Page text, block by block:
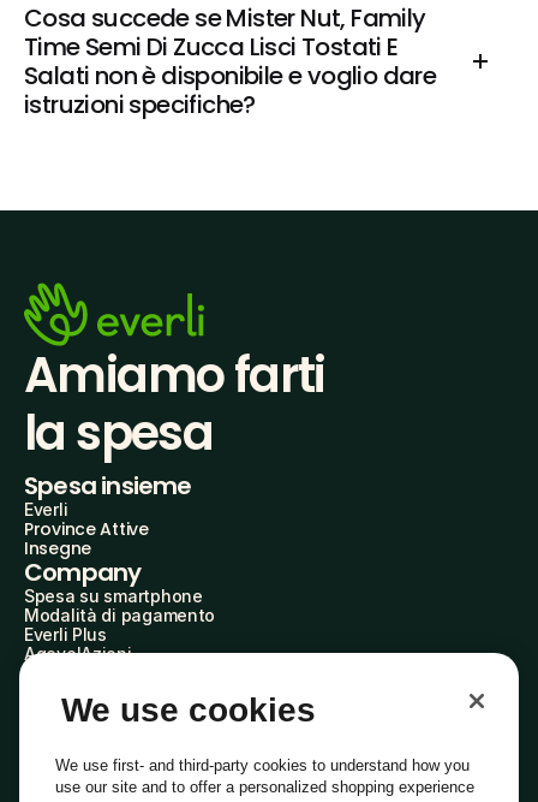
Cosa succede se Mister Nut, Family
Time Semi Di Zucca Lisci Tostati E
Salati non è disponibile e voglio dare
istruzioni specifiche?
Amiamo farti
la spesa
Spesa insieme
Everli
Province Attive
Insegne
Company
Spesa su smartphone
Modalità di pagamento
Everli Plus
AgevolAzioni
Everli Shoppers
Scopri chi siamo
Domande frequenti
We use cookies
We use first- and third-party cookies to understand how you
use our site and to offer a personalized shopping experience